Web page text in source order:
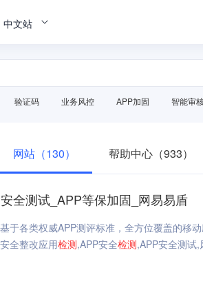
中文站
验证码 业务风控 APP加固 智能审
网站（130） 帮助中心（933）
安全测试_APP等保加固_网易易盾
基于各类权威APP测评标准，全方位覆盖的移
全整改应用检测,APP安全检测,APP安全测试